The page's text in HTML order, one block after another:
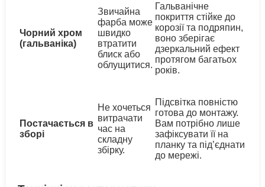
Чорний хром
(гальваніка)
Звичайна
фарба може
швидко
втратити
блиск або
облущитися.
Гальванічне
покриття стійке до
корозії та подряпин,
воно зберігає
дзеркальний ефект
протягом багатьох
років.
Постачається в
зборі
Не хочеться
витрачати
час на
складну
збірку.
Підсвітка повністю
готова до монтажу.
Вам потрібно лише
зафіксувати її на
планку та під’єднати
до мережі.